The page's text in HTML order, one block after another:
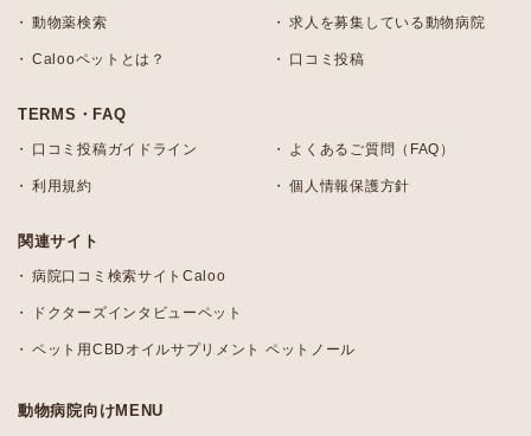
動物薬検索 求人を募集している動物病院
Calooペットとは？ 口コミ投稿
TERMS・FAQ
口コミ投稿ガイドライン よくあるご質問（FAQ）
利用規約 個人情報保護方針
関連サイト
病院口コミ検索サイトCaloo
ドクターズインタビューペット
ペット用CBDオイルサプリメント ペットノール
動物病院向けMENU